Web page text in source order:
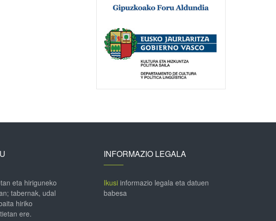
eta hiriguneko
tabernak, udal
hiriko
ere.
INFORMAZIO LEGALA
Ikusiinformazio legala eta datuen
babesa